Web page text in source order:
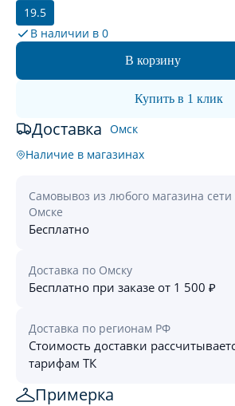
19.5
В наличии в 0
В корзину
Купить в 1 клик
Доставка Омск
Наличие в магазинах
Самовывоз из любого магазина
Омске
Бесплатно
Доставка по Омску
Бесплатно при заказе от 1 500 ₽
Доставка по регионам РФ
Стоимость доставки
тарифам ТК
Примерка